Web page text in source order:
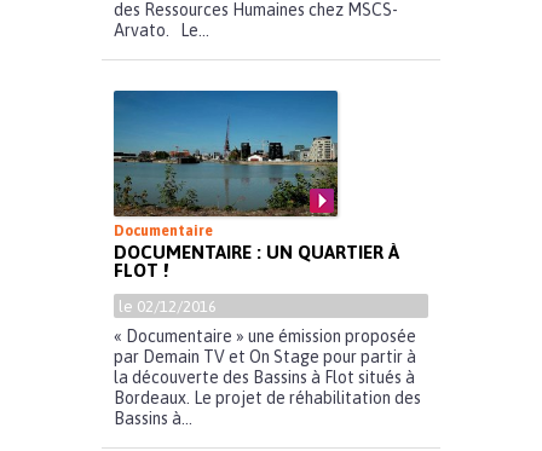
des Ressources Humaines chez MSCS-
Arvato. Le...
Documentaire
DOCUMENTAIRE : UN QUARTIER À
FLOT !
le 02/12/2016
« Documentaire » une émission proposée
par Demain TV et On Stage pour partir à
la découverte des Bassins à Flot situés à
Bordeaux. Le projet de réhabilitation des
Bassins à...